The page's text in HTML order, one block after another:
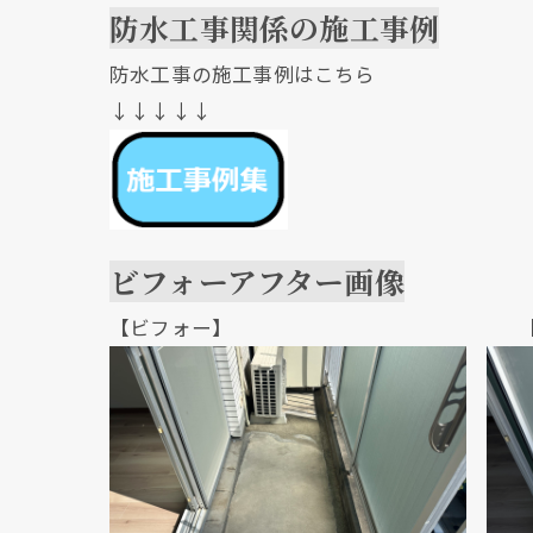
防水工事関係の施工事例
防水工事の施工事例はこちら
↓↓↓↓↓
ビフォーアフター画像
【ビフォー】 【アフ